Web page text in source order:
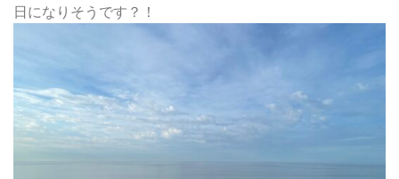
日になりそうです？！